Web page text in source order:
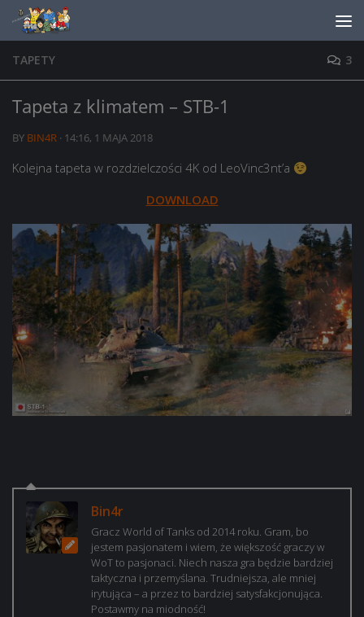
Skip to content
TAPETY 3
Tapeta z klimatem – STB-1
BY BIN4R · 14:16, 1 MAJA 2018
Kolejna tapeta w rozdzielczości 4K od LeoVinc3nt’a
DOWNLOAD
Bin4r
Gracz World of Tanks od 2014 roku. Gram, bo
jestem pasjonatem i wiem, że większość graczy w
WoT to pasjonaci. Niech nasza gra będzie bardziej
taktyczna i przemyślana. Trudniejsza, ale mniej
irytująca – a przez to bardziej satysfakcjonująca.
Postawmy na miodność!